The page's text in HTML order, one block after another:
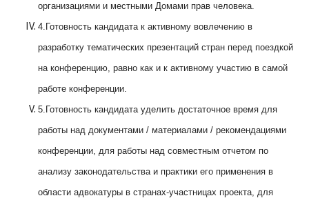
организациями и местными Домами прав человека.
4.Готовность кандидата к активному вовлечению в
разработку тематических презентаций стран перед поездкой
на конференцию, равно как и к активному участию в самой
работе конференции.
5.Готовность кандидата уделить достаточное время для
работы над документами / материалами / рекомендациями
конференции, для работы над совместным отчетом по
анализу законодательства и практики его применения в
области адвокатуры в странах-участницах проекта, для